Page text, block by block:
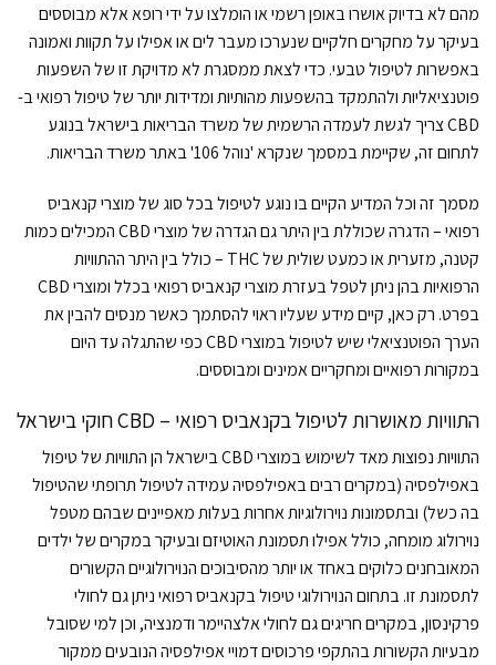
מהם לא בדיוק אושרו באופן רשמי או הומלצו על ידי רופא אלא מבוססים
בעיקר על מחקרים חלקיים שנערכו מעבר לים או אפילו על תקוות ואמונה
באפשרות לטיפול טבעי. כדי לצאת ממסגרת לא מדויקת זו של השפעות
פוטנציאליות ולהתמקד בהשפעות מהותיות ומדידות יותר של טיפול רפואי ב-
CBD צריך לגשת לעמדה הרשמית של משרד הבריאות בישראל בנוגע
לתחום זה, שקיימת במסמך שנקרא 'נוהל 106' באתר משרד הבריאות.
מסמך זה וכל המדיע הקיים בו נוגע לטיפול בכל סוג של מוצרי קנאביס
רפואי – הדגרה שכוללת בין היתר גם הגדרה של מוצרי CBD המכילים כמות
קטנה, מזערית או כמעט שולית של THC – כולל בין היתר ההתוויות
הרפואיות בהן ניתן לטפל בעזרת מוצרי קנאביס רפואי בכלל ומוצרי CBD
בפרט. רק כאן, קיים מידע שעליו ראוי להסתמך כאשר מנסים להבין את
הערך הפוטנציאלי שיש לטיפול במוצרי CBD כפי שהתגלה עד היום
במקורות רפואיים ומחקריים אמינים ומבוססים.
התוויות מאושרות לטיפול בקנאביס רפואי – CBD חוקי בישראל
התוויות נפוצות מאד לשימוש במוצרי CBD בישראל הן התוויות של טיפול
באפילפסיה (במקרים רבים באפילפסיה עמידה לטיפול תרופתי שהטיפול
בה כשל) ובתסמונות נוירולוגיות אחרות בעלות מאפיינים שבהם מטפל
נוירולוג מומחה, כולל אפילו תסמונת האוטיזם ובעיקר במקרים של ילדים
המאובחנים כלוקים באחד או יותר מהסיבוכים הנוירולוגיים הקשורים
לתסמונת זו. בתחום הנוירולוגי טיפול בקנאביס רפואי ניתן גם לחולי
פרקינסון, במקרים חריגים גם לחולי אלצהיימר ודמנציה, וכן למי שסובל
מבעיות הקשורות בהתקפי פרכוסים דמויי אפילפסיה הנובעים ממקור